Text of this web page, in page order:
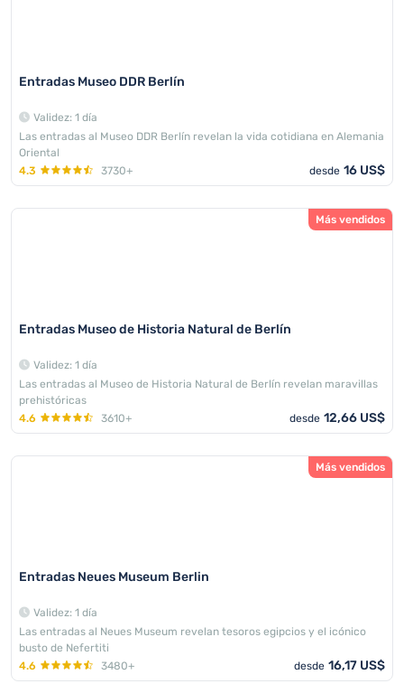
Entradas Museo DDR Berlín
Validez: 1 día
Las entradas al Museo DDR Berlín revelan la vida cotidiana en Alemania
Oriental
4.3
3730+ desde 16 US$
Más vendidos
Entradas Museo de Historia Natural de Berlín
Validez: 1 día
Las entradas al Museo de Historia Natural de Berlín revelan maravillas
prehistóricas
4.6
3610+ desde 12,66 US$
Más vendidos
Entradas Neues Museum Berlin
Validez: 1 día
Las entradas al Neues Museum revelan tesoros egipcios y el icónico
busto de Nefertiti
4.6
3480+ desde 16,17 US$